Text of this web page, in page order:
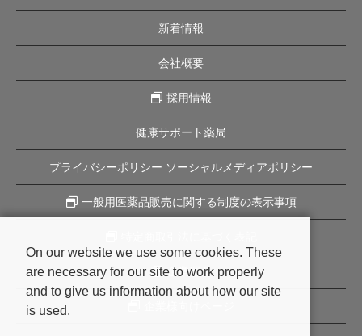
新着情報
会社概要
採用情報
健康サポート薬局
プライバシーポリシー ソーシャルメディアポリシー
一般用医薬品販売に関する制度の表示事項
企業理念
On our website we use some cookies. These
are necessary for our site to work properly
and to give us information about how our site
is used.